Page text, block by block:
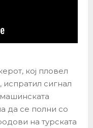
кој пловел
сигнал
да се полни со
на турската